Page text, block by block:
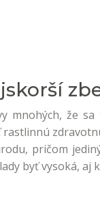
mnohých, že
pričom
byť vysoká,